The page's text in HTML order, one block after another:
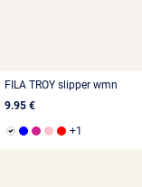
FILA TROY slipper wmn
9.95 €